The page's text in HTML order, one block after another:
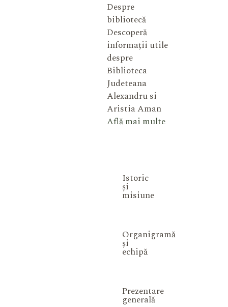
Despre
bibliotecă
Descoperă
informații utile
despre
Biblioteca
Judeteana
Alexandru si
Aristia Aman
Află mai multe
Istoric
și
misiune
Organigramă
și
echipă
Prezentare
generală